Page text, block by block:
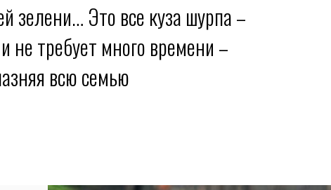
зелени… Это все куза шурпа –
не требует много времени –
всю семью